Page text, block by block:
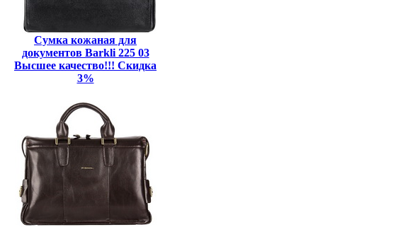
Сумка кожаная для
документов Barkli 225 03
Высшее качество!!! Скидка
3%